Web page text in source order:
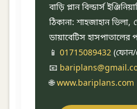
বাড়ি প্লান বিল্ডার্স
ঠিকানা: শাহজাহান
ডায়াবেটিস হাসপাতালের
📱 01715089432 (ফোন/
📧
🌐www.bariplans.com